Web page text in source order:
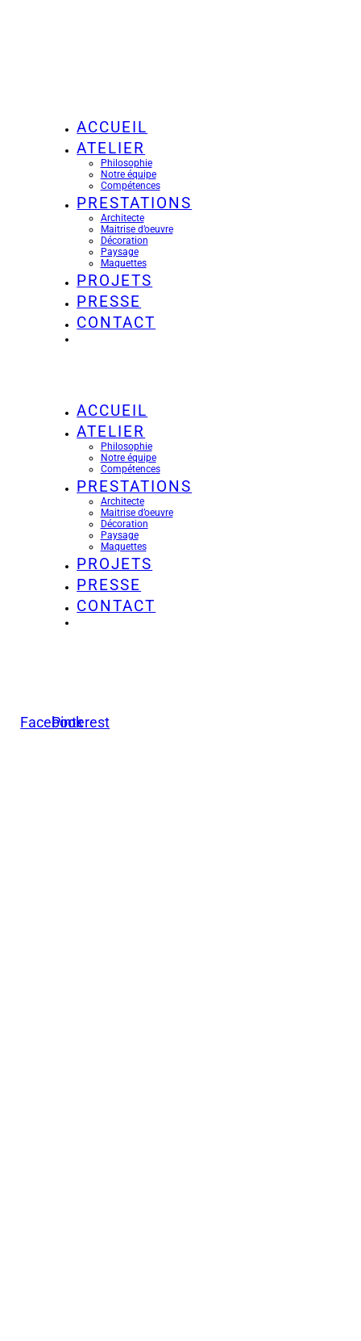
ACCUEIL
ATELIER
Philosophie
Notre équipe
Compétences
PRESTATIONS
Architecte
Maitrise d’oeuvre
Décoration
Paysage
Maquettes
PROJETS
PRESSE
CONTACT
ACCUEIL
ATELIER
Philosophie
Notre équipe
Compétences
PRESTATIONS
Architecte
Maitrise d’oeuvre
Décoration
Paysage
Maquettes
PROJETS
PRESSE
CONTACT
Facebook
Pinterest